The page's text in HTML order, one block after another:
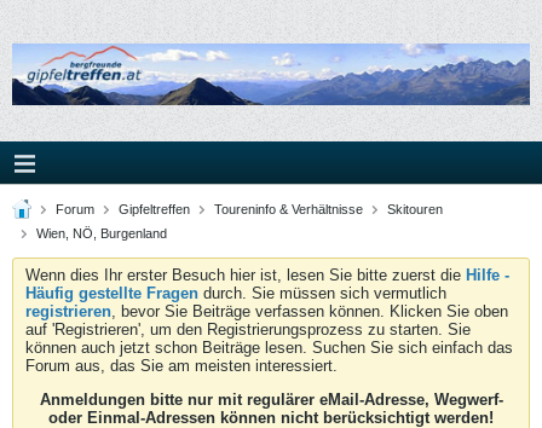
Forum Gipfeltreffen Toureninfo & Verhältnisse
Skitouren
Wien, NÖ, Burgenland
Wenn dies Ihr erster Besuch hier ist, lesen Sie bitte zuerst die Hilfe -
Häufig gestellte Fragen durch. Sie müssen sich vermutlich
registrieren, bevor Sie Beiträge verfassen können. Klicken Sie oben
auf 'Registrieren', um den Registrierungsprozess zu starten. Sie
können auch jetzt schon Beiträge lesen. Suchen Sie sich einfach das
Forum aus, das Sie am meisten interessiert.
Anmeldungen bitte nur mit regulärer eMail-Adresse, Wegwerf-
oder Einmal-Adressen können nicht berücksichtigt werden!